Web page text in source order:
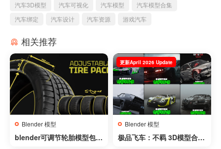
汽车3D模型
汽车可视化 汽车模型
汽车模型合集
汽车绑定
汽车设计 汽车资源 游戏汽车
相关推荐
Blender 模型
blender可调节轮胎模型包 –
Blender 模型
极品飞车：不羁 3D模型合集
更新April 2026 Update